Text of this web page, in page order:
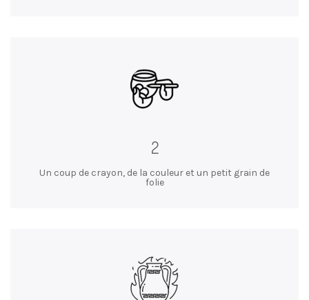
2
Un coup de crayon, de la couleur et un petit grain de
folie